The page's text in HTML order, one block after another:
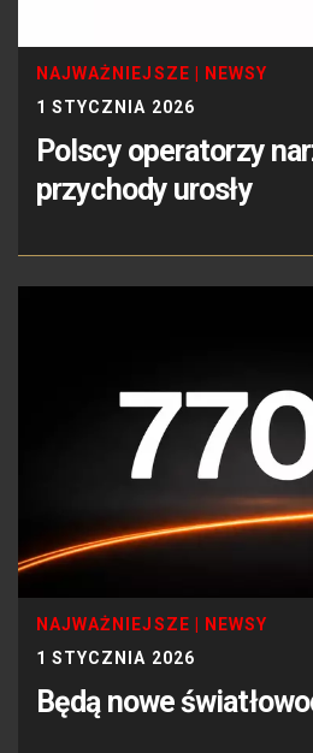
NAJWAŻNIEJSZE
NEWSY
1 STYCZNIA 2026
Polscy operatorzy
przychody urosły
NAJWAŻNIEJSZE
NEWSY
1 STYCZNIA 2026
Będą nowe